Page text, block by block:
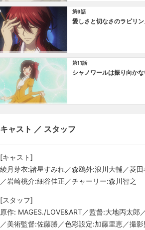
第9話
愛しさと切なさのラビリン
第11話
シャノワールは振り向か
キャスト ／ スタッフ
[キャスト]
綾月芽衣:諸星すみれ／森鴎外:浪川大輔／菱
／岩崎桃介:細谷佳正／チャーリー:森川智之
[スタッフ]
原作: MAGES./LOVE&ART／監督:大地丙太
／美術監督:佐藤勝／色彩設定:加藤里恵／撮